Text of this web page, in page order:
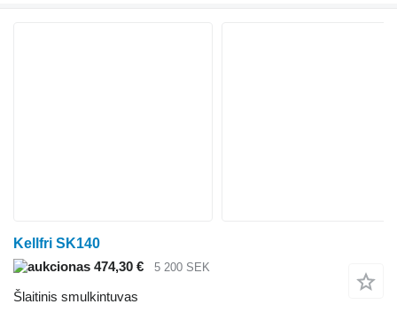
Kellfri SK140
474,30 €
5 200 SEK
Šlaitinis smulkintuvas